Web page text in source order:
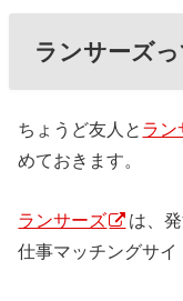
ランサーズ
ちょうど友人と ラン
めておきます。
ランサーズ
は、
仕事マッチングサイ